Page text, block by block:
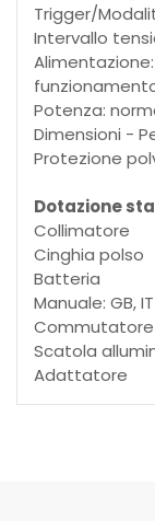
Trigger/
Intervallo
Potenza:
Dimensioni -
Protezione
Dotazione
Collimatore
Cinghia polso
Batteria
Manuale: GB, IT
Commutatore
Scatola
Adattatore